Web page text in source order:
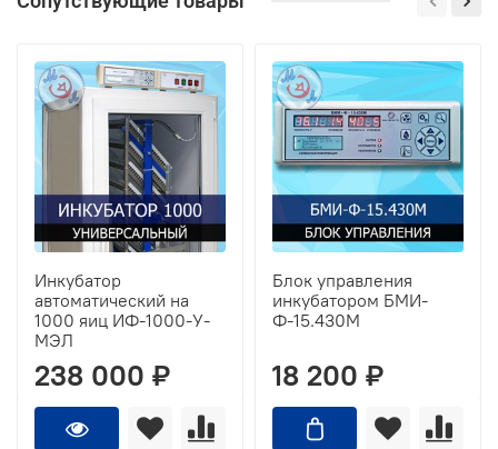
Инкубатор
автоматический на
1000 яиц ИФ-1000-У-
МЭЛ
238 000 ₽
Блок управления
инкубатором БМИ-
Ф-15.430М
18 200 ₽